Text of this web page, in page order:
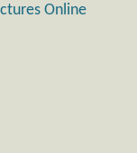
Online